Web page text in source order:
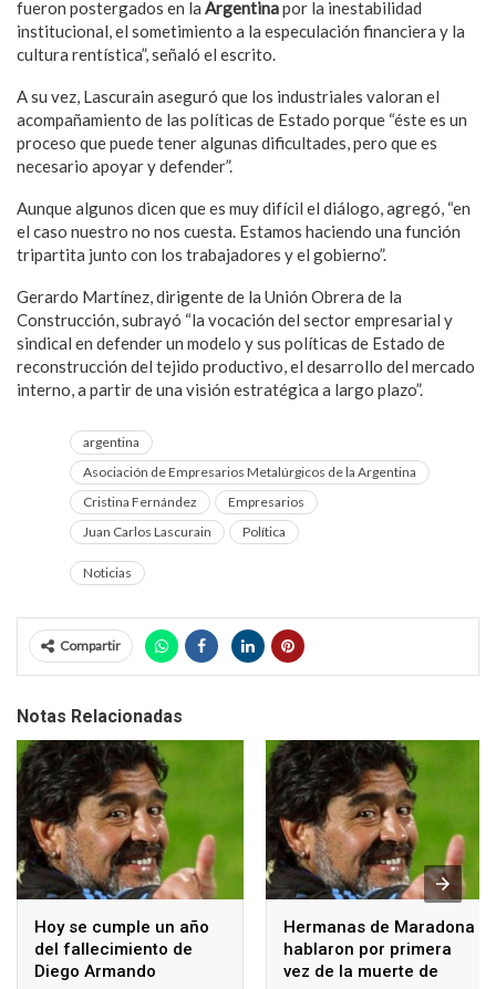
fueron postergados en la Argentinapor la inestabilidad
institucional, el sometimiento a la especulación financiera y la
cultura rentística”, señaló el escrito.
A su vez, Lascurain aseguró que los industriales valoran el
acompañamiento de las políticas de Estado porque “éste es un
proceso que puede tener algunas dificultades, pero que es
necesario apoyar y defender”.
Aunque algunos dicen que es muy difícil el diálogo, agregó, “en
el caso nuestro no nos cuesta. Estamos haciendo una función
tripartita junto con los trabajadores y el gobierno”.
Gerardo Martínez, dirigente de la Unión Obrera de la
Construcción, subrayó “la vocación del sector empresarial y
sindical en defender un modelo y sus políticas de Estado de
reconstrucción del tejido productivo, el desarrollo del mercado
interno, a partir de una visión estratégica a largo plazo”.
argentina
Asociación de Empresarios Metalúrgicos de la Argentina
Cristina Fernández
Empresarios
Juan Carlos Lascurain
Política
Noticias
Compartir
Notas Relacionadas
Hoy se cumple un año
del fallecimiento de
Diego Armando
Hermanas de Maradona
hablaron por primera
vez de la muerte de